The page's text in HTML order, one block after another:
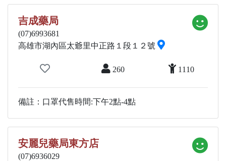
吉成藥局
(07)6993681
高雄市湖內區太爺里中正路１段１２號
260 1110
備註：口罩代售時間:下午2點-4點
安麗兒藥局東方店
(07)6936029